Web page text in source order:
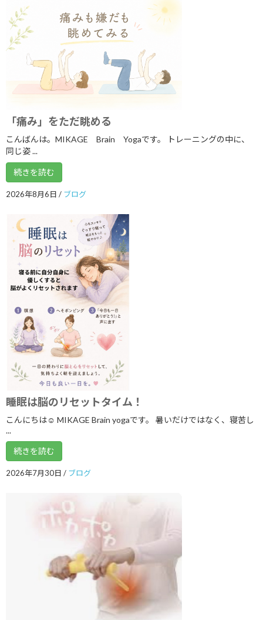
2025年5月
2025年4月
2025年3月
2025年2月
2024年12月
2024年11月
2024年10月
2024年9月
2024年7月
2024年6月
2024年5月
2023年11月
2023年8月
2023年7月
2023年6月
2023年5月
2023年3月
2023年1月
2022年9月
2022年6月
「痛み」をただ眺める
こんばんは。MIKAGE Brain Yogaです。 トレーニングの中に、
同じ姿 ...
続きを読む
2026年8月6日 / ブログ
睡眠は脳のリセットタイム！
こんにちは☺ MIKAGE Brain yogaです。 暑いだけではなく、寝苦し
...
続きを読む
2026年7月30日 / ブログ